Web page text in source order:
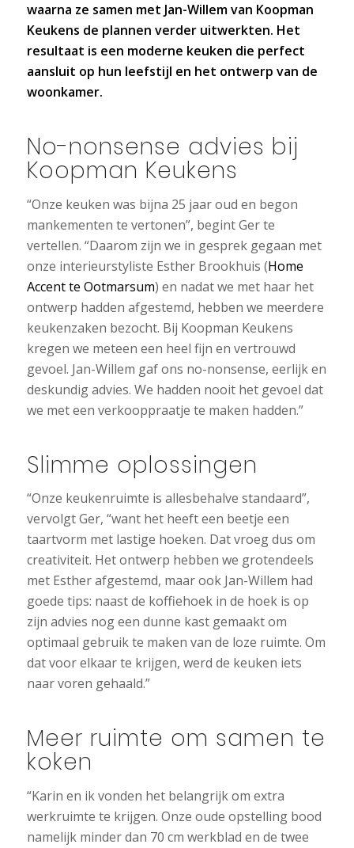
waarna ze samen met Jan-Willem van Koopman
Keukens de plannen verder uitwerkten. Het
resultaat is een moderne keuken die perfect
aansluit op hun leefstijl en het ontwerp van de
woonkamer.
No-nonsense advies bij
Koopman Keukens
“Onze keuken was bijna 25 jaar oud en begon
mankementen te vertonen”, begint Ger te
vertellen. “Daarom zijn we in gesprek gegaan met
onze interieurstyliste Esther Brookhuis (Home
Accent te Ootmarsum) en nadat we met haar het
ontwerp hadden afgestemd, hebben we meerdere
keukenzaken bezocht. Bij Koopman Keukens
kregen we meteen een heel fijn en vertrouwd
gevoel. Jan-Willem gaf ons no-nonsense, eerlijk en
deskundig advies. We hadden nooit het gevoel dat
we met een verkooppraatje te maken hadden.”
Slimme oplossingen
“Onze keukenruimte is allesbehalve standaard”,
vervolgt Ger, “want het heeft een beetje een
taartvorm met lastige hoeken. Dat vroeg dus om
creativiteit. Het ontwerp hebben we grotendeels
met Esther afgestemd, maar ook Jan-Willem had
goede tips: naast de koffiehoek in de hoek is op
zijn advies nog een dunne kast gemaakt om
optimaal gebruik te maken van de loze ruimte. Om
dat voor elkaar te krijgen, werd de keuken iets
naar voren gehaald.”
Meer ruimte om samen te
koken
“Karin en ik vonden het belangrijk om extra
werkruimte te krijgen. Onze oude opstelling bood
namelijk minder dan 70 cm werkblad en de twee